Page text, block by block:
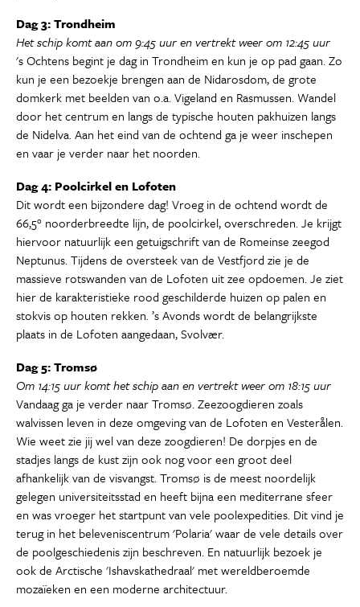
Dag 3: Trondheim
Het schip komt aan om 9:45 uur en vertrekt weer om 12:45 uur
's Ochtens begint je dag in Trondheim en kun je op pad gaan. Zo
kun je een bezoekje brengen aan de Nidarosdom, de grote
domkerk met beelden van o.a. Vigeland en Rasmussen. Wandel
door het centrum en langs de typische houten pakhuizen langs
de Nidelva. Aan het eind van de ochtend ga je weer inschepen
en vaar je verder naar het noorden.
Dag 4: Poolcirkel en Lofoten
Dit wordt een bijzondere dag! Vroeg in de ochtend wordt de
66,5° noorderbreedte lijn, de poolcirkel, overschreden. Je krijgt
hiervoor natuurlijk een getuigschrift van de Romeinse zeegod
Neptunus. Tijdens de oversteek van de Vestfjord zie je de
massieve rotswanden van de Lofoten uit zee opdoemen. Je ziet
hier de karakteristieke rood geschilderde huizen op palen en
stokvis op houten rekken. ’s Avonds wordt de belangrijkste
plaats in de Lofoten aangedaan, Svolvær.
Dag 5: Tromsø
Om 14:15 uur komt het schip aan en vertrekt weer om 18:15 uur
Vandaag ga je verder naar Tromsø. Zeezoogdieren zoals
walvissen leven in deze omgeving van de Lofoten en Vesterålen.
Wie weet zie jij wel van deze zoogdieren! De dorpjes en de
stadjes langs de kust zijn ook nog voor een groot deel
afhankelijk van de visvangst. Tromsø is de meest noordelijk
gelegen universiteitsstad en heeft bijna een mediterrane sfeer
en was vroeger het startpunt van vele poolexpedities. Dit vind je
terug in het beleveniscentrum 'Polaria' waar de vele details over
de poolgeschiedenis zijn beschreven. En natuurlijk bezoek je
ook de Arctische 'Ishavskathedraal' met wereldberoemde
mozaïeken en een moderne architectuur.